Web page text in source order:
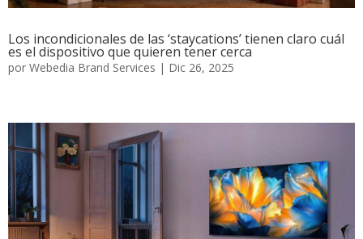
Los incondicionales de las ‘staycations’ tienen claro cuál
es el dispositivo que quieren tener cerca
por Webedia Brand Services | Dic 26, 2025